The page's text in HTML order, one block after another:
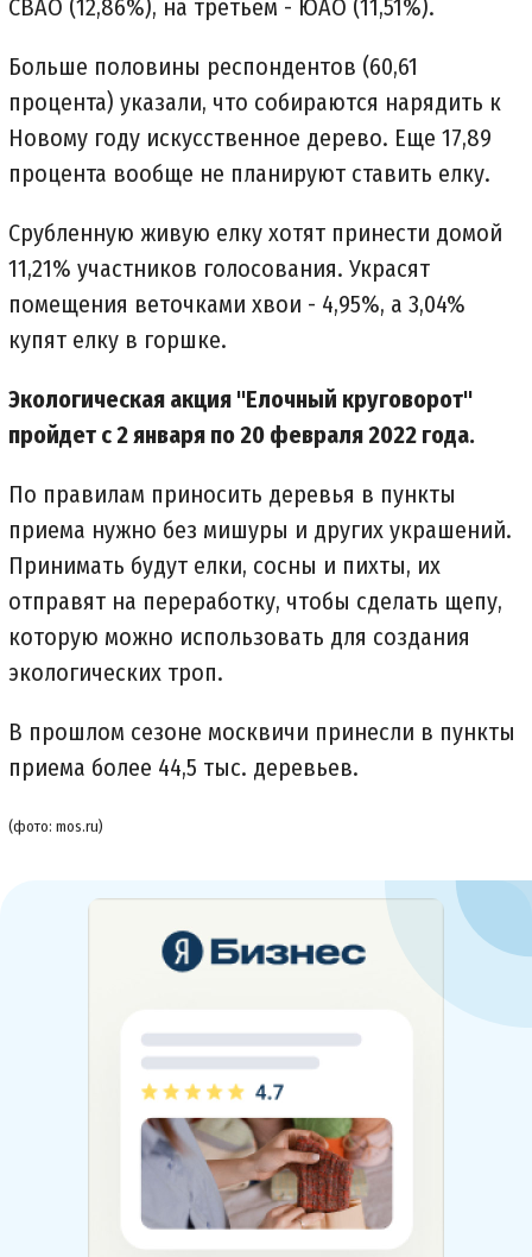
СВАО (12,86%), на третьем - ЮАО (11,51%).
Больше половины респондентов (60,61
процента) указали, что собираются нарядить к
Новому году искусственное дерево. Еще 17,89
процента вообще не планируют ставить елку.
Срубленную живую елку хотят принести домой
11,21% участников голосования. Украсят
помещения веточками хвои - 4,95%, а 3,04%
купят елку в горшке.
Экологическая акция "Елочный круговорот"
пройдет с 2 января по 20 февраля 2022 года.
По правилам приносить деревья в пункты
приема нужно без мишуры и других украшений.
Принимать будут елки, сосны и пихты, их
отправят на переработку, чтобы сделать щепу,
которую можно использовать для создания
экологических троп.
В прошлом сезоне москвичи принесли в пункты
приема более 44,5 тыс. деревьев.
(фото: mos.ru)